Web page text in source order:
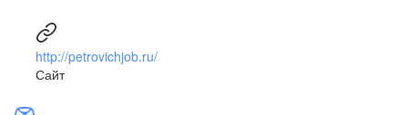
Linux
http://petrovichjob.ru/
Сайт